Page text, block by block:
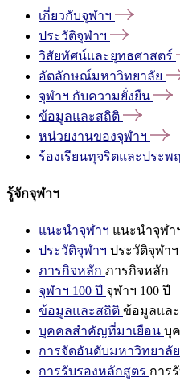
เกี่ยวกับจุฬาฯ
ประวัติจุฬาฯ
วิสัยทัศน์และยุทธศาสตร์
อัตลักษณ์มหาวิทยาลัย
จุฬาฯ กับความยั่งยืน
ข้อมูลและสถิติ
หน่วยงานของจุฬาฯ
ร้องเรียนทุจริตและประพ
รู้จักจุฬาฯ
แนะนำจุฬาฯ แนะนำจุฬา
ประวัติจุฬาฯ ประวัติจุฬาฯ
ภารกิจหลัก ภารกิจหลัก
จุฬาฯ 100 ปี จุฬาฯ 100 ปี
ข้อมูลและสถิติ ข้อมูลแล
บุคคลสำคัญที่มาเยือน บุ
การจัดอันดับมหาวิทยาลัย
การรับรองหลักสูตร การ